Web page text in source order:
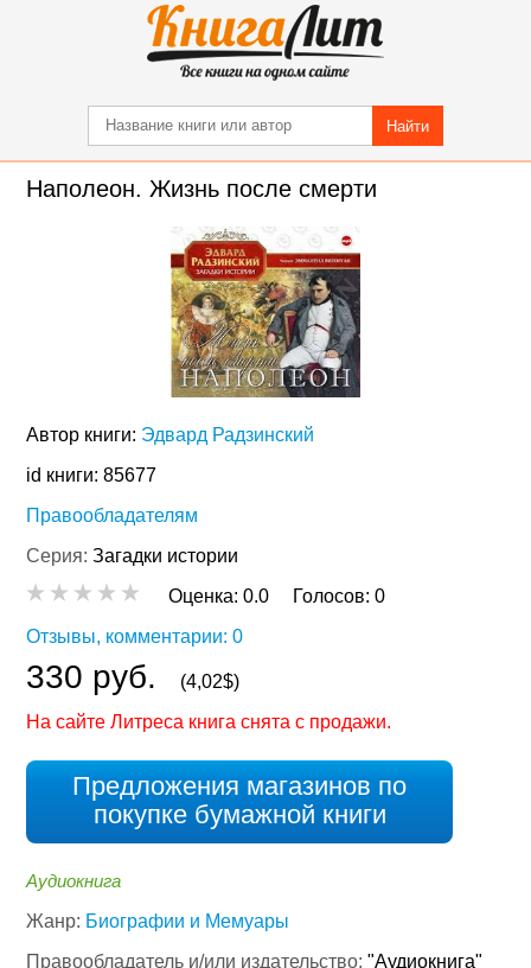
Найти
Наполеон. Жизнь после смерти
Автор книги: Эдвард Радзинский
id книги: 85677
Правообладателям
Серия:Загадки истории
Оценка:0.0 Голосов:0
Отзывы, комментарии: 0
330 руб.
(4,02$)
На сайте Литреса книга снята с продажи.
Предложения магазинов по
покупке бумажной книги
Аудиокнига
Жанр: Биографии и Мемуары
Правообладатель и/или издательство:"Аудиокнига"